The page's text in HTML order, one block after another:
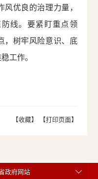
优良的治理力量，
线。要紧盯重点领
，树牢风险意识、底
工作。
【收藏】 【打印页面】
政府网站